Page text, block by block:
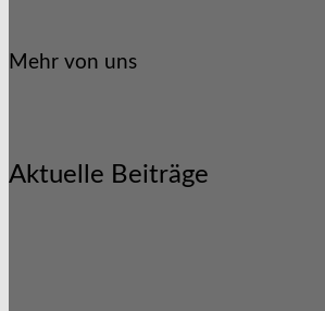
Mehr von uns
Aktuelle Beiträge